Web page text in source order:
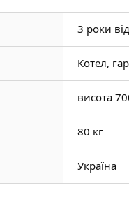
3 роки
Котел,
висота
80 кг
Україна